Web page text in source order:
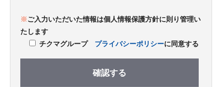
※ご入力いただいた情報は個人情報保護方針に則り管理い
たします
チクマグループ プライバシーポリシーに同意する